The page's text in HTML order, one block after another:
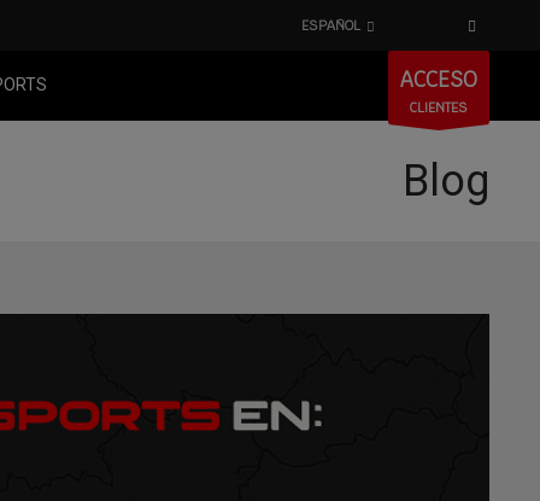
ESPAÑOL
ACCESO
CLIENTES
Blog